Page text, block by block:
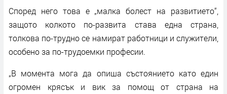
Според него това е „малка болест на развитието“,
защото колкото по-развита става една страна,
толкова по-трудно се намират работници и служители,
особено за по-трудоемки професии.
„В момента мога да опиша състоянието като един
огромен крясък и вик за помощ от страна на